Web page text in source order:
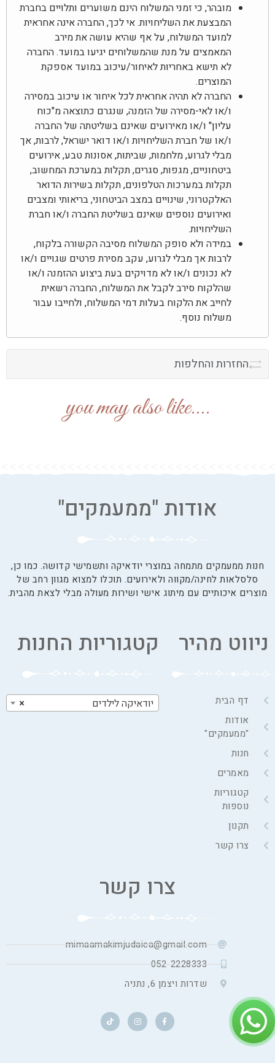
החזרות והחלפות
מובהר, כי זמני המשלוח הינם משוערים ותלויים בחברת
המבצעת את השליחויות. אי לכך, החברה אינה אחראית
למועד המשלוח, על אף שהיא עושה את מירב
המאמצים על מנת שהמשלוחים יגיעו במועד. החברה
לא תישא באחריות לאיחור/עיכוב במועד אספקת
המוצרים.
החברה לא תהיה אחראית לכל איחור או עיכוב במסירה
ו/או לאי-מסירה של הזמנה, שנגרם כתוצאה מ"כוח
עליון" ו/או מאירועים שאינם בשליטתה של החברה
ו/או של חברת השליחויות ו/או דואר ישראל, לרבות, אך
מבלי לגרוע, מלחמות, שביתות, אסונות טבע, אירועים
ביטחוניים, מגפות, סגרים, תקלות במערכת המחשוב,
תקלות במערכות הטלפונים, תקלות בשירות הדואר
האלקטרוני, שינויים במצב הביטחוני, בריאותי ומצבים
ואירועים נוספים שאינם בשליטת החברה ו/או חברת
השליחויות.
במידה ולא סופק המשלוח מסיבה הקשורה בלקוח,
לרבות אך מבלי לגרוע, עקב מסירת פרטים שגויים ו/או
לא נכונים ו/או לא מדויקים בעת ביצוע ההזמנה ו/או
שהלקוח סירב לקבל את המשלוח, החברה רשאית
לחייב את הלקוח בעלות דמי המשלוח, ולחייבו עבור
משלוח נוסף.
....you may also like
אודות "ממעמקים"
חנות ממעמקים מתמחה במוצרי יודאיקה ותשמישי קדושה. כמו כן,
סלסלאות לחינה/מקווה ולאירועים. תוכלו למצוא מגוון רחב של
מוצרים איכותיים עם מיתוג אישי ושירות מעולה מבלי לצאת מהבית.
ניווט מהיר
דף הבית
אודות
"ממעמקים"
חנות
מאמרים
קטגוריות
נוספות
תקנון
צרו קשר
קטגוריות החנות
× יודאיקה לילדים
צרו קשר
mimaamakimjudaica@gmail.com
052-2228333
שדרות ויצמן 6, נתניה